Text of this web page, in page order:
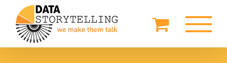
contenuto